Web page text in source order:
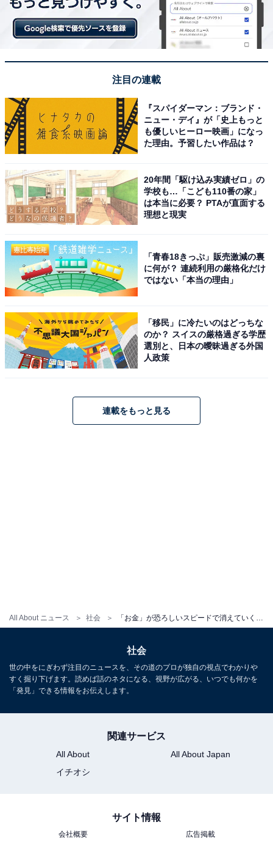
All About ニュース 社会
恐ろしいほどお金が飛んでいく……だが！
泊し、移動の負担を軽減。息子が食べたいものをなんで
も食べさせました。贅沢ですがお寿司もしょっちゅう。
交通費・宿泊費・食費がかさみましたが、お金で解決で
きることは割り切って『ここで使わなきゃいつ使う？』
と。迷いはありませんでした」
今回は中学受験を経験した保護者を取材しましたが、高
校受験や大学受験など受験生を抱えるすべての保護者に
共感できるポイントがあるかもしれませんね。
【おすすめ記事】
高額紙幣で神頼み？受験直前期の親もつらいよエピソー
ド7選
・
「中学受験」経験済みの親が選んだ『二月の勝者』の名
注目の連載
『スパイダーマン：ブランド・
ニュー・デイ』が「史上もっと
も優しいヒーロー映画」になっ
た理由。予習したい作品は？
20年間「駆け込み実績ゼロ」の
学校も…「こども110番の家」
は本当に必要？ PTAが直面する
理想と現実
「青春18きっぷ」販売激減の裏
に何が？ 連続利用の厳格化だけ
ではない「本当の理由」
「移民」に冷たいのはどっちな
のか？ スイスの厳格過ぎる学歴
選別と、日本の曖昧過ぎる外国
人政策
連載をもっと見る
社会
世の中をにぎわず注目のニュースを、その道のプロが独自の視点でわかりや
すく掘り下げます。読めば話のネタになる、視野が広がる、いつでも何かを
「発見」できる情報をお伝えします。
関連サービス
All About
All About Japan
イチオシ
サイト情報
会社概要 広告掲載